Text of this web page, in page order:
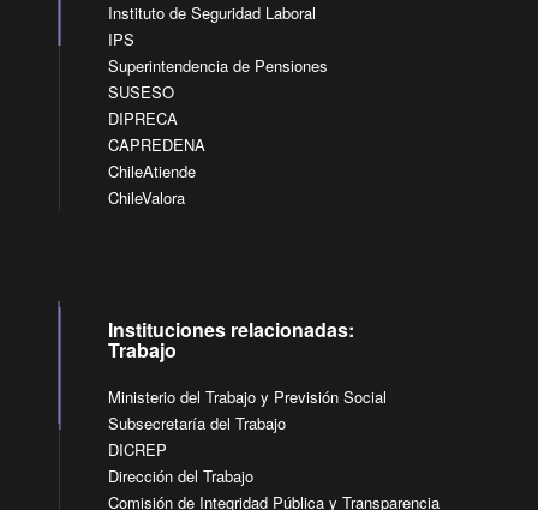
Instituto de Seguridad Laboral
IPS
Superintendencia de Pensiones
SUSESO
DIPRECA
CAPREDENA
ChileAtiende
ChileValora
Instituciones relacionadas:
Trabajo
Ministerio del Trabajo y Previsión Social
Subsecretaría del Trabajo
DICREP
Dirección del Trabajo
Comisión de Integridad Pública y Transparencia